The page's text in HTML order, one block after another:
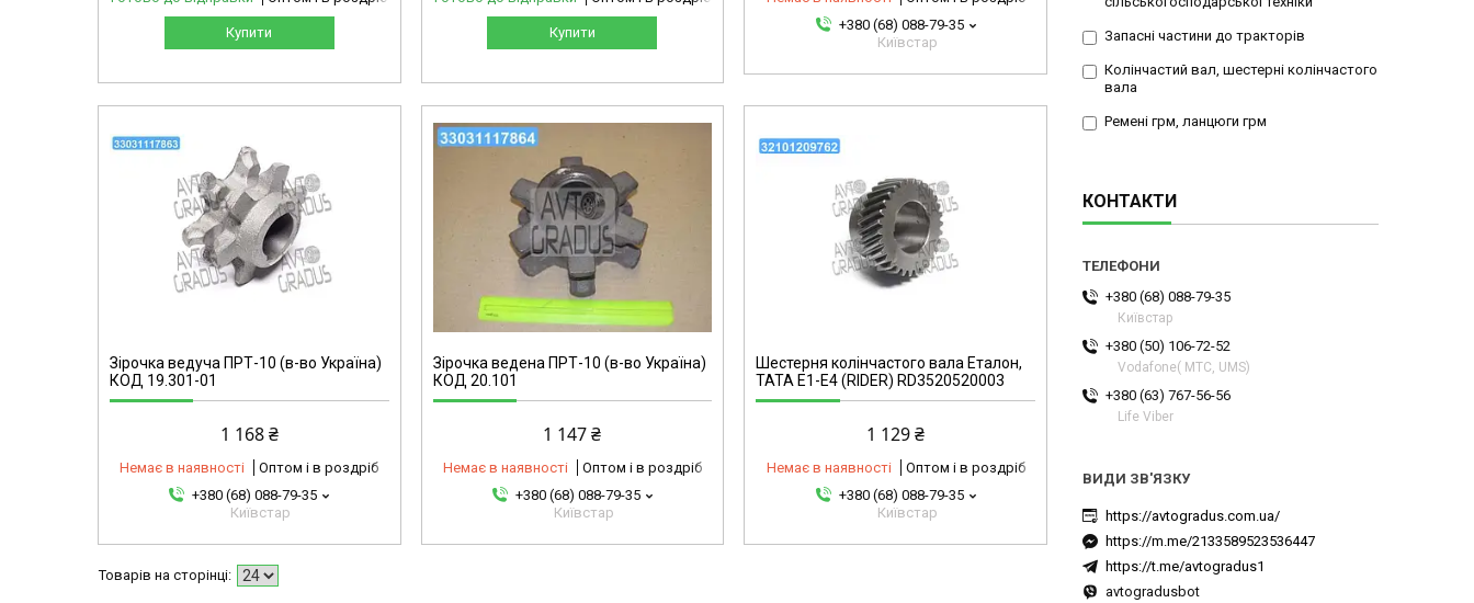
Купити Купити
+380 (68) 088-79-35
Київстар
Зірочка ведуча ПРТ-10 (в-во Україна)
КОД 19.301-01
1 168 ₴
Немає в наявності
Оптом і в роздріб
+380 (68) 088-79-35
Київстар
33031117864-omg
Зірочка ведена ПРТ-10 (в-во Україна)
КОД 20.101
1 147 ₴
Немає в наявності
Оптом і в роздріб
+380 (68) 088-79-35
Київстар
32101209762-omg
Шестерня колінчастого вала Еталон,
ТАТА Е1-Е4 (RIDER) RD3520520003
1 129 ₴
Немає в наявності
Оптом і в роздріб
+380 (68) 088-79-35
Київстар
Запасні частини до тракторів
Колінчастий вал, шестерні колінчастого
вала
Ремені грм, ланцюги грм
КОНТАКТИ
+380 (68) 088-79-35
Київстар
+380 (50) 106-72-52
Vodafone( МТС, UMS)
+380 (63) 767-56-56
Life Viber
https://avtogradus.com.ua/
https://m.me/2133589523536447
https://t.me/avtogradus1
avtogradusbot